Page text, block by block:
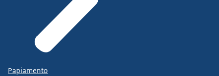
Papiamento